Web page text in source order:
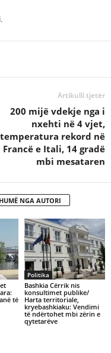
Artikulli tjetër
200 mijë vdekje nga i
nxehti në 4 vjet,
temperatura rekord në
Francë e Itali, 14 gradë
mbi mesataren
NGA AUTORI
të
Politika
Bashkia Cërrik nis
konsultimet publike/
Harta territoriale,
kryebashkiaku: Vendimi
të ndërtohet mbi zërin e
qytetarëve